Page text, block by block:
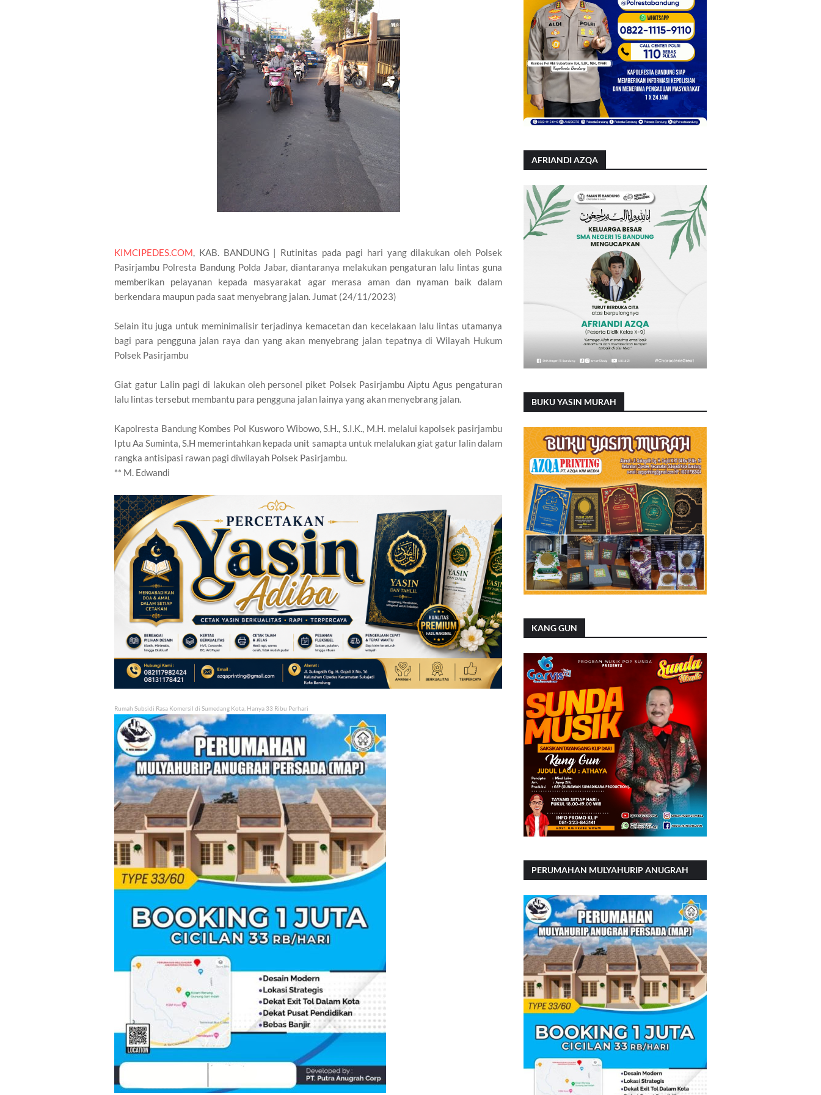
KIMCIPEDES.COM, KAB. BANDUNG | Rutinitas pada pagi hari yang dilakukan oleh Polsek
Pasirjambu Polresta Bandung Polda Jabar, diantaranya melakukan pengaturan lalu lintas guna
memberikan pelayanan kepada masyarakat agar merasa aman dan nyaman baik dalam
berkendara maupun pada saat menyebrang jalan. Jumat (24/11/2023)
Selain itu juga untuk meminimalisir terjadinya kemacetan dan kecelakaan lalu lintas utamanya
bagi para pengguna jalan raya dan yang akan menyebrang jalan tepatnya di Wilayah Hukum
Polsek Pasirjambu
Giat gatur Lalin pagi di lakukan oleh personel piket Polsek Pasirjambu Aiptu Agus pengaturan
lalu lintas tersebut membantu para pengguna jalan lainya yang akan menyebrang jalan.
Kapolresta Bandung Kombes Pol Kusworo Wibowo, S.H., S.I.K., M.H. melalui kapolsek pasirjambu
Iptu Aa Suminta, S.H memerintahkan kepada unit samapta untuk melalukan giat gatur lalin dalam
rangka antisipasi rawan pagi diwilayah Polsek Pasirjambu.
** M. Edwandi
Rumah Subsidi Rasa Komersil di Sumedang Kota, Hanya 33 Ribu Perhari
AFRIANDI AZQA
BUKU YASIN MURAH
KANG GUN
PERUMAHAN MULYAHURIP ANUGRAH